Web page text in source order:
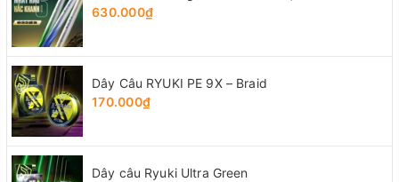
630.000₫
Dây Câu RYUKI PE 9X – Braid
170.000₫
Dây câu Ryuki Ultra Green